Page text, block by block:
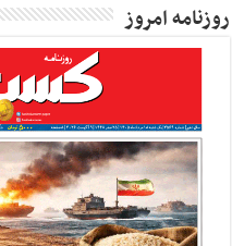
روزنامه امروز